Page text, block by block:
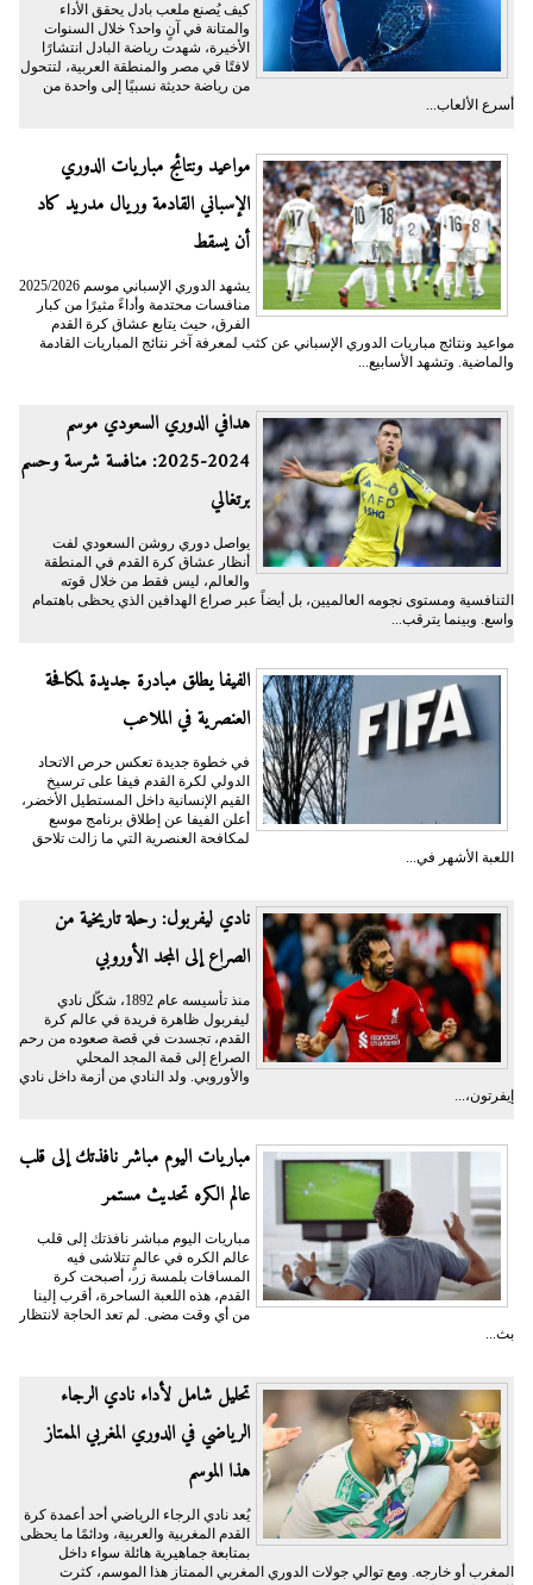
كيف يُصنع ملعب بادل يحقق الأداء
والمتانة في آنٍ واحد؟ خلال السنوات
الأخيرة، شهدت رياضة البادل انتشارًا
لافتًا في مصر والمنطقة العربية، لتتحول
من رياضة حديثة نسبيًا إلى واحدة من
أسرع الألعاب...
مواعيد ونتائج مباريات الدوري
الإسباني القادمة وريال مدريد كاد
أن يسقط
يشهد الدوري الإسباني موسم 2025/2026
منافسات محتدمة وأداءً مثيرًا من كبار
الفرق، حيث يتابع عشاق كرة القدم
مواعيد ونتائج مباريات الدوري الإسباني عن كثب لمعرفة آخر نتائج المباريات القادمة
والماضية. وتشهد الأسابيع...
هدافي الدوري السعودي موسم
2024-2025: منافسة شرسة وحسم
برتغالي
يواصل دوري روشن السعودي لفت
أنظار عشاق كرة القدم في المنطقة
والعالم، ليس فقط من خلال قوته
التنافسية ومستوى نجومه العالميين، بل أيضاً عبر صراع الهدافين الذي يحظى باهتمام
واسع. وبينما يترقب...
الفيفا يطلق مبادرة جديدة لمكافحة
العنصرية في الملاعب
في خطوة جديدة تعكس حرص الاتحاد
الدولي لكرة القدم فيفا على ترسيخ
القيم الإنسانية داخل المستطيل الأخضر،
أعلن الفيفا عن إطلاق برنامج موسع
لمكافحة العنصرية التي ما زالت تلاحق
اللعبة الأشهر في...
نادي ليفربول: رحلة تاريخية من
الصراع إلى المجد الأوروبي
منذ تأسيسه عام 1892، شكّل نادي
ليفربول ظاهرة فريدة في عالم كرة
القدم، تجسدت في قصة صعوده من رحم
الصراع إلى قمة المجد المحلي
والأوروبي. ولد النادي من أزمة داخل نادي
إيفرتون،...
مباريات اليوم مباشر نافذتك إلى قلب
عالم الكره تحديث مستمر
مباريات اليوم مباشر نافذتك إلى قلب
عالم الكره في عالمٍ تتلاشى فيه
المسافات بلمسة زر، أصبحت كرة
القدم، هذه اللعبة الساحرة، أقرب إلينا
من أي وقت مضى. لم تعد الحاجة لانتظار
بث...
تحليل شامل لأداء نادي الرجاء
الرياضي في الدوري المغربي الممتاز
هذا الموسم
يُعد نادي الرجاء الرياضي أحد أعمدة كرة
القدم المغربية والعربية، ودائمًا ما يحظى
بمتابعة جماهيرية هائلة سواء داخل
المغرب أو خارجه. ومع توالي جولات الدوري المغربي الممتاز هذا الموسم، كثرت